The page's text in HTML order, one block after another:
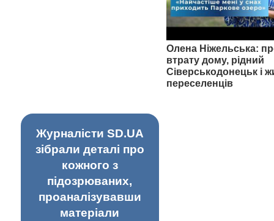
Олена Ніжельська:
втрату дому, рідний
Сіверськодонецьк і
переселенців
Журналісти SD.UA
зібрали деталі про
кожного з
підозрюваних,
проаналізувавши
матеріали